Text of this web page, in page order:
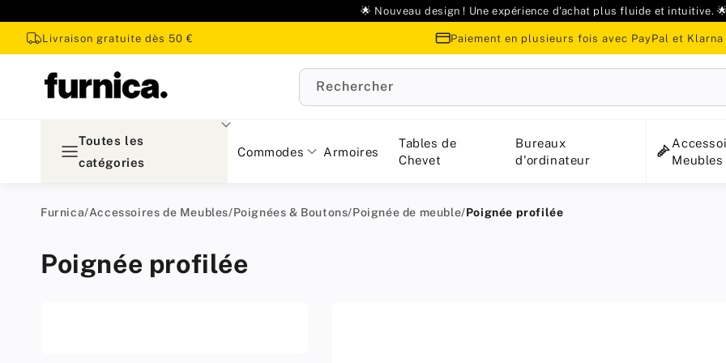
🌟 Nouveau design ! Une expérience d'achat plus fluide et intuitive.
Livraison gratuite dès 50 € Paiement en plusieurs fois avec PayPal et Klarna
Rechercher
Toutes les
catégories
Commodes Armoires
Tables de
Chevet
Bureaux
d'ordinateur
Meubles
Furnica/Accessoires de Meubles/Poignées & Boutons/Poignée de meuble/Poignée profilée
Poignée profilée